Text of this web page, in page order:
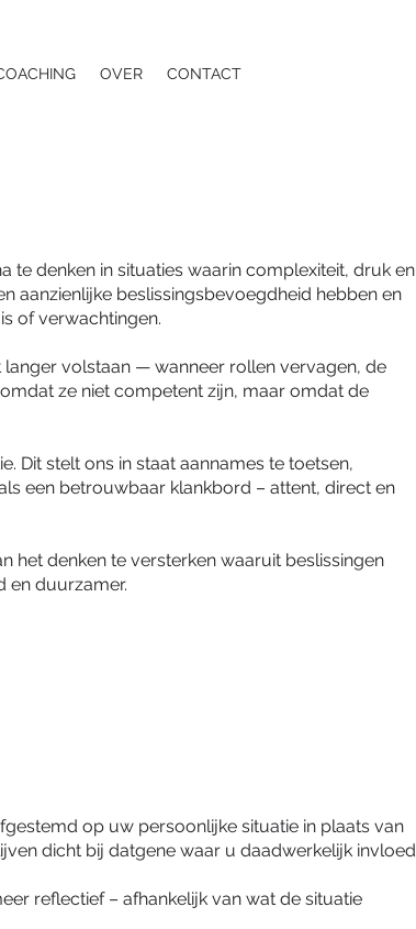
OVER CONTACT
denken in situaties waarin complexiteit, druk en
aanzienlijke beslissingsbevoegdheid hebben en
of verwachtingen.
volstaan — wanneer rollen vervagen, de
ze niet competent zijn, maar omdat de
Dit stelt ons in staat aannames te toetsen,
een betrouwbaar klankbord – attent, direct en
het denken te versterken waaruit beslissingen
en duurzamer.
op uw persoonlijke situatie in plaats van
dicht bij datgene waar u daadwerkelijk invloed
reflectief – afhankelijk van wat de situatie